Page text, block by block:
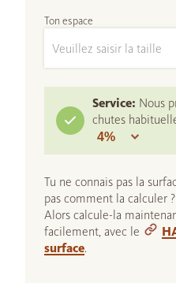
Ton espace
Service: Nous
chutes
Tu ne connais pas la
pas comment la calculer ?
Alors calcule-la
facilement, avec le
surface.